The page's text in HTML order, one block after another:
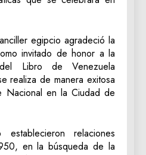
egipcio agradeció la
invitado de honor a la
Libro de Venezuela
realiza de manera exitosa
en la Ciudad de
relaciones
en la búsqueda de la